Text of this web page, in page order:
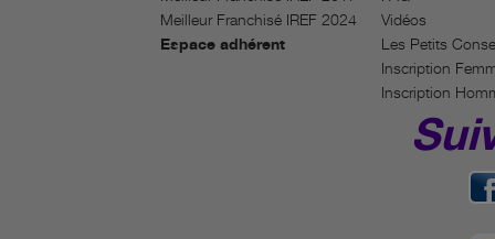
Meilleur Franchisé IREF 2024
Espace adhérent
Vidéos
Les Petits
Inscription
Inscription